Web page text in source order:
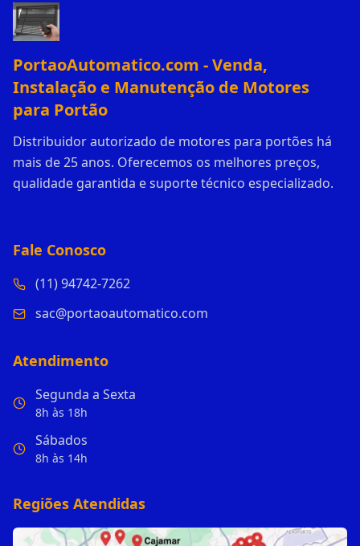
PortaoAutomatico.com - Venda,
Instalação e Manutenção de Motores
para Portão
Distribuidor autorizado de motores para portões há
mais de 25 anos. Oferecemos os melhores preços,
qualidade garantida e suporte técnico especializado.
Fale Conosco
(11) 94742-7262
sac@portaoautomatico.com
Atendimento
Segunda a Sexta
8h às 18h
Sábados
8h às 14h
Regiões Atendidas